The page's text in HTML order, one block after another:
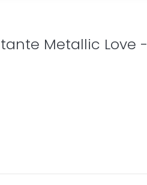
Metallic Love -